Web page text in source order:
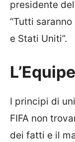
presidente
“Tutti
e Stati Uniti”.
I principi di
FIFA non
dei fatti e il